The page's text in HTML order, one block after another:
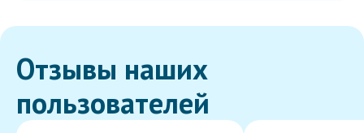
Отзывы наших
пользователей